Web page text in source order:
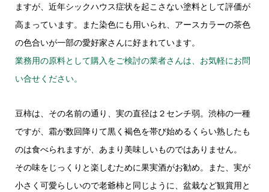
ますが、近年シックハウス症状を起こさない塗料として評価が
高まっています。また染色にも用いられ、アースカラーの茶色
の色合いが一部の愛好家さんに好まれています。
業務用の原料として購入をご検討の業者さんは、お気軽にお問
い合せください。
豆柿は、その名前の通り、実の直径は２センチ弱。渋柿の一種
ですが、霜が数回降りて黒く褐色を帯び始めるくらい熟したも
のは食べられますが、あまり美味しいものではありません。
その味をじっくりと楽しむために果実酒がお勧め。また、実が
小さく可愛らしいので老爺柿と同じように、盆栽など観賞用と